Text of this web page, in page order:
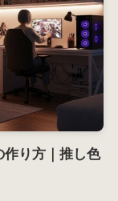
作り方｜推し色